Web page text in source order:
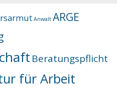
Anwalt ARGE
Beratungspflicht
für Arbeit